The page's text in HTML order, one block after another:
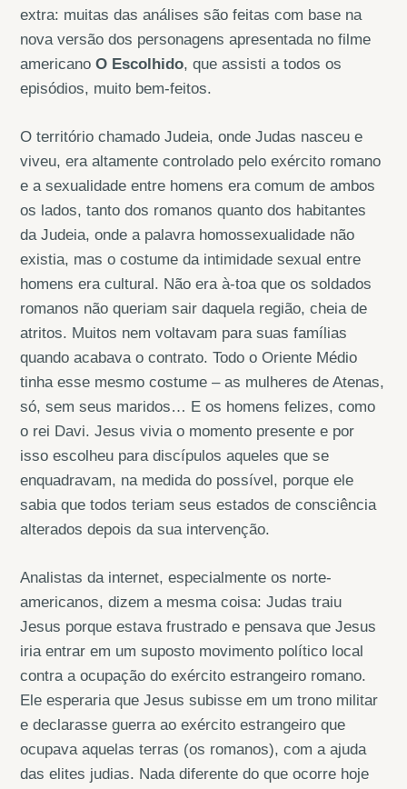
extra: muitas das análises são feitas com base na
nova versão dos personagens apresentada no filme
americanoO Escolhido, que assisti a todos os
episódios, muito bem-feitos.
O território chamado Judeia, onde Judas nasceu e
viveu, era altamente controlado pelo exército romano
e a sexualidade entre homens era comum de ambos
os lados, tanto dos romanos quanto dos habitantes
da Judeia, onde a palavra homossexualidade não
existia, mas o costume da intimidade sexual entre
homens era cultural. Não era à-toa que os soldados
romanos não queriam sair daquela região, cheia de
atritos. Muitos nem voltavam para suas famílias
quando acabava o contrato. Todo o Oriente Médio
tinha esse mesmo costume – as mulheres de Atenas,
só, sem seus maridos… E os homens felizes, como
o rei Davi. Jesus vivia o momento presente e por
isso escolheu para discípulos aqueles que se
enquadravam, na medida do possível, porque ele
sabia que todos teriam seus estados de consciência
alterados depois da sua intervenção.
Analistas da internet, especialmente os norte-
americanos, dizem a mesma coisa: Judas traiu
Jesus porque estava frustrado e pensava que Jesus
iria entrar em um suposto movimento político local
contra a ocupação do exército estrangeiro romano.
Ele esperaria que Jesus subisse em um trono militar
e declarasse guerra ao exército estrangeiro que
ocupava aquelas terras (os romanos), com a ajuda
das elites judias. Nada diferente do que ocorre hoje